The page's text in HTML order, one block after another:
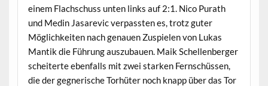
einem Flachschuss unten links auf 2:1. Nico Purath
und Medin Jasarevic verpassten es, trotz guter
Möglichkeiten nach genauen Zuspielen von Lukas
Mantik die Führung auszubauen. Maik Schellenberger
scheiterte ebenfalls mit zwei starken Fernschüssen,
die der gegnerische Torhüter noch knapp über das Tor